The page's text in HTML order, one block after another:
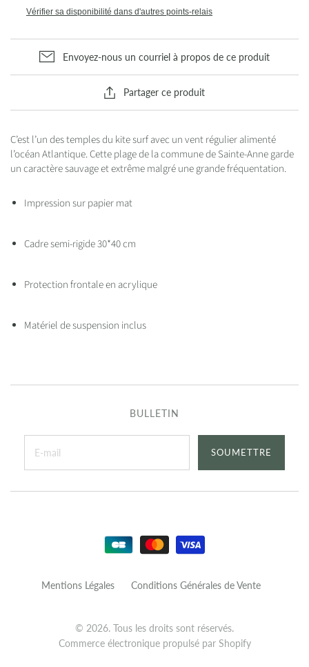
Vérifier sa disponibilité dans d'autres points-relais
Envoyez-nous un courriel à propos de ce produit
Partager ce produit
C’est l’un des temples du kite surf avec un vent régulier alimenté
l’océan Atlantique. Cette plage de la commune de Sainte-Anne garde
un caractère sauvage et extrême malgré une grande fréquentation.
Impression sur papier mat
Cadre semi-rigide 30*40 cm
Protection frontale en acrylique
Matériel de suspension inclus
BULLETIN
Mentions Légales Conditions Générales de Vente
© 2026. Tous les droits sont réservés.
Commerce électronique propulsé par Shopify